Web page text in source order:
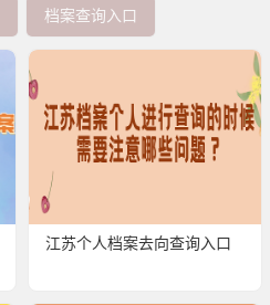
档案查询入口
江苏个人档案去向查询入口